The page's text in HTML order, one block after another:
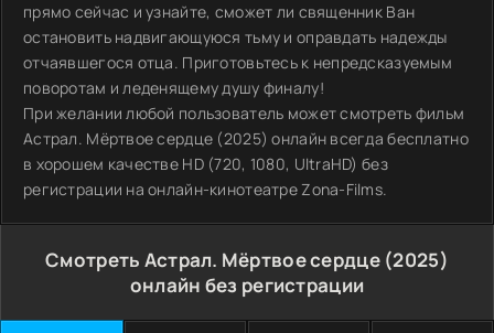
прямо сейчас и узнайте, сможет ли священник Ван
остановить надвигающуюся тьму и оправдать надежды
отчаявшегося отца. Приготовьтесь к непредсказуемым
поворотам и леденящему душу финалу!
При желании любой пользователь может смотреть фильм
Астрал. Мёртвое сердце (2025) онлайн всегда бесплатно
в хорошем качестве HD (720, 1080, UltraHD) без
регистрации на онлайн-кинотеатре Zona-Films.
Смотреть Астрал. Мёртвое сердце (2025)
онлайн без регистрации